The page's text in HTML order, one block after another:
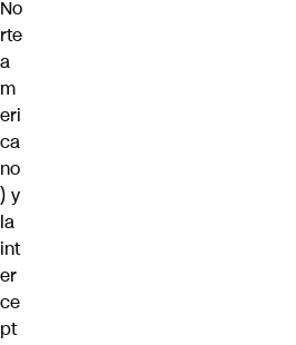
No
rte
a
m
eri
ca
no
) y
la
int
er
ce
pt